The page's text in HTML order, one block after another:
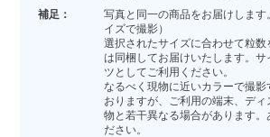
補足：
写真と同一の商品をお届けしま
イズで撮影）
選択されたサイズに合わせて粒
は同梱してお届けいたします。サ
ツとしてご利用ください。
なるべく現物に近いカラーで撮
おりますが、ご利用の端末、デ
物と若干異なる場合があります。
ださい。